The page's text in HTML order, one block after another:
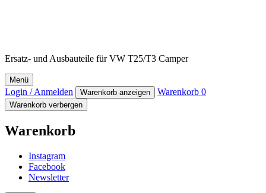
Ersatz- und Ausbauteile für VW T25/T3 Camper
Menü
Login / Anmelden Warenkorb anzeigen Warenkorb 0
Warenkorb verbergen
Warenkorb
Instagram
Facebook
Newsletter